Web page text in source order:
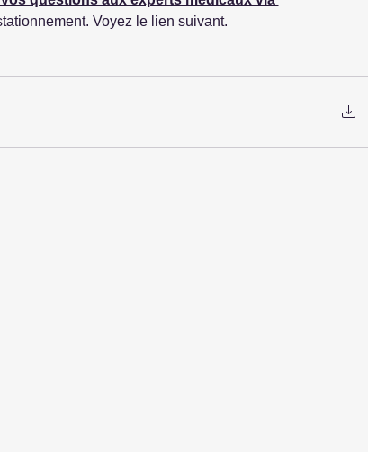
Voyez le lien suivant.